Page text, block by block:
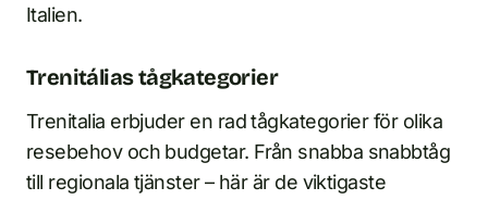
Italien.
Trenitálias tågkategorier
Trenitalia erbjuder en rad tågkategorier för olika
resebehov och budgetar. Från snabba snabbtåg
till regionala tjänster – här är de viktigaste